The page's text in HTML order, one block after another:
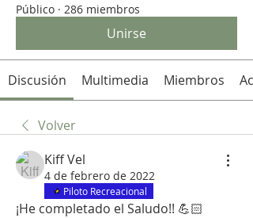
Público · 286 miembros
Unirse
Discusión Multimedia Miembros
Volver
Kiff Vel
4 de febrero de 2022
Piloto Recreacional
¡He completado el Saludo!! 💪🏻